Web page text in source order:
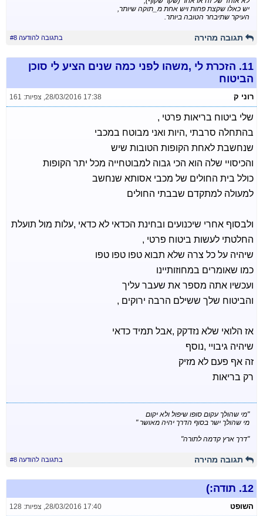
יש כאלו שקצת פחות ויש אחת מ_תוקה שיותר,
העיקר שתיבחר הטובה ביותר.
תגובה מהירה בתגובה להודעה #8
11. הזכרת לי ,משהו לפני כמה שנים הציע לי סוכן
הביטוח
רוני ק 28/03/2016 17:38
, צפיות: 161
שלי ביטוח בריאות פרטי ,
בהתחלה סרבתי ,היות ואני מבוטח במכבי
שנחשבת לאחת הקופות הטובות שיש
והכיסויי שלה הוא הכי גבוה למבוטחייה מכל יתר הקופות
כולל בית החולים של מכבי אסותא שנחשב
למעולה למתקדם שבבתי החולים
ולבסוף אחרי שיכנועים ובחינת הכדאי לא כדאי ,עלות מול תועלת
החלטתי לעשות ביטוח פרטי ,
שיהיה על כל צרה שלא תבוא טפו טפו טפו
כמו שאומרים במחוזותיינו
ועכשיו אתה מספר את שעבר עליך
והביטוח שלך ששילם הרבה ירוקים ,
אז הלואי שלא נזדקק ,אבל תמיד כדאי
שיהיה גיבויי ,נוסף
זה אף פעם לא מזיק
רק בריאות
"מי שהולך עקום סופו שיפול ולא יקום
מי שהולך ישר בסוף הדרך יהיה מאושר "
"דרך ארץ קדמה לתורה"
תגובה מהירה בתגובה להודעה #8
12. תודה:)
השופט 28/03/2016 17:40
, צפיות: 128